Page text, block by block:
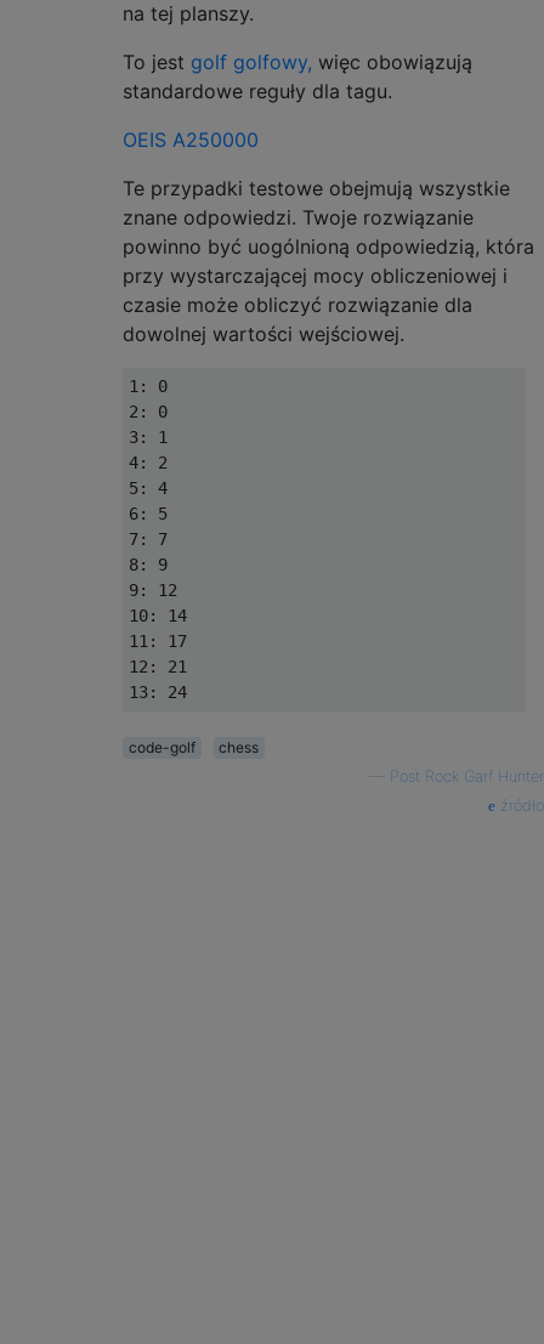
na tej planszy.
To jest golf golfowy, więc obowiązują
standardowe reguły dla tagu.
OEIS A250000
Te przypadki testowe obejmują wszystkie
znane odpowiedzi. Twoje rozwiązanie
powinno być uogólnioną odpowiedzią, która
przy wystarczającej mocy obliczeniowej i
czasie może obliczyć rozwiązanie dla
dowolnej wartości wejściowej.
1: 0
2: 0
3: 1
4: 2
5: 4
6: 5
7: 7
8: 9
9: 12
10: 14
11: 17
12: 21
code-golf
chess
Post Rock Garf Hunter
źródło